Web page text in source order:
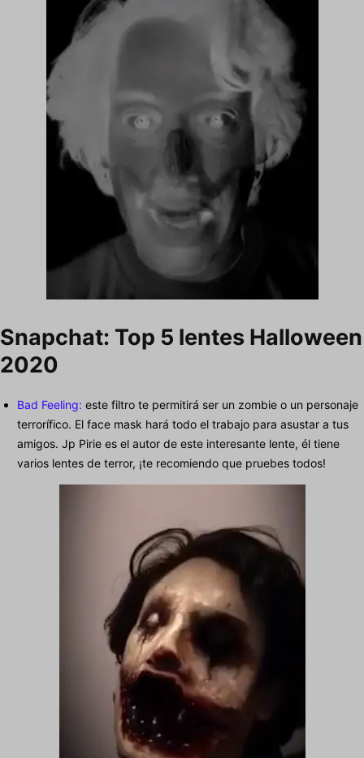
Snapchat: Top 5 lentes Halloween
2020
Bad Feeling: este filtro te permitirá ser un zombie o un personaje
terrorífico. El face mask hará todo el trabajo para asustar a tus
amigos. Jp Pirie es el autor de este interesante lente, él tiene
varios lentes de terror, ¡te recomiendo que pruebes todos!